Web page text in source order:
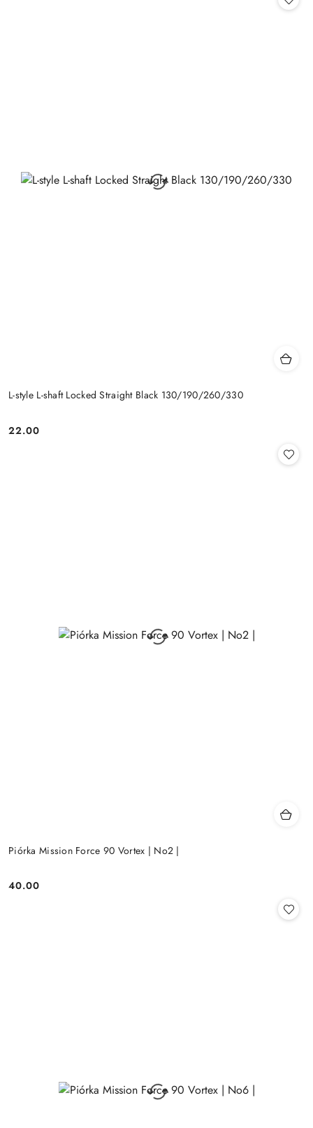
L-style L-shaft Locked Straight Black 130/190/260/330
Cena:
22.00
Piórka Mission Force 90 Vortex | No2 |
Cena:
40.00